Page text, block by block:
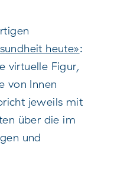
heute»:
virtuelle Figur,
von Innen
jeweils mit
über die im
und